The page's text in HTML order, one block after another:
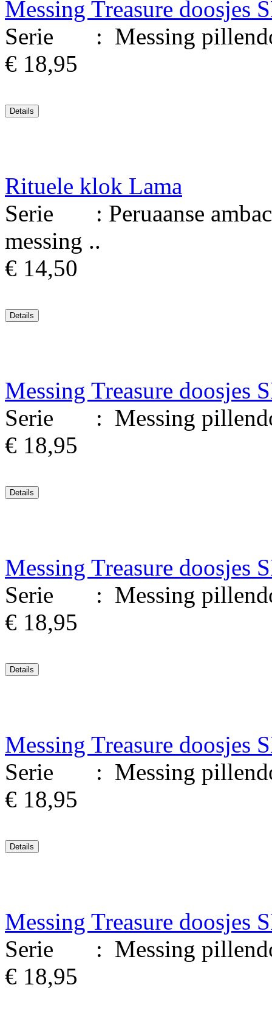
Messing Treasure doosjes
Serie : Messing
€ 18,95
Rituele klok Lama
Serie : Peruaanse
messing ..
€ 14,50
Messing Treasure doosjes
Serie : Messing
€ 18,95
Messing Treasure doosjes
Serie : Messing
€ 18,95
Messing Treasure doosjes
Serie : Messing
€ 18,95
Messing Treasure doosjes
Serie : Messing
€ 18,95